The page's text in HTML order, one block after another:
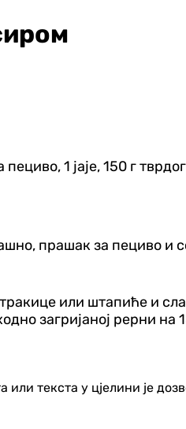
1 јаје, 150 г
прашак за пециво и
или штапиће и
загријаној рерни
или текста у цјелини је